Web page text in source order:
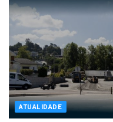
ATUALIDADE